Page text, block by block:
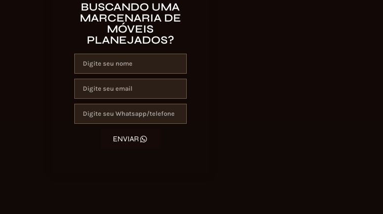
BUSCANDO UMA
MARCENARIA DE
MÓVEIS
PLANEJADOS?
ENVIAR